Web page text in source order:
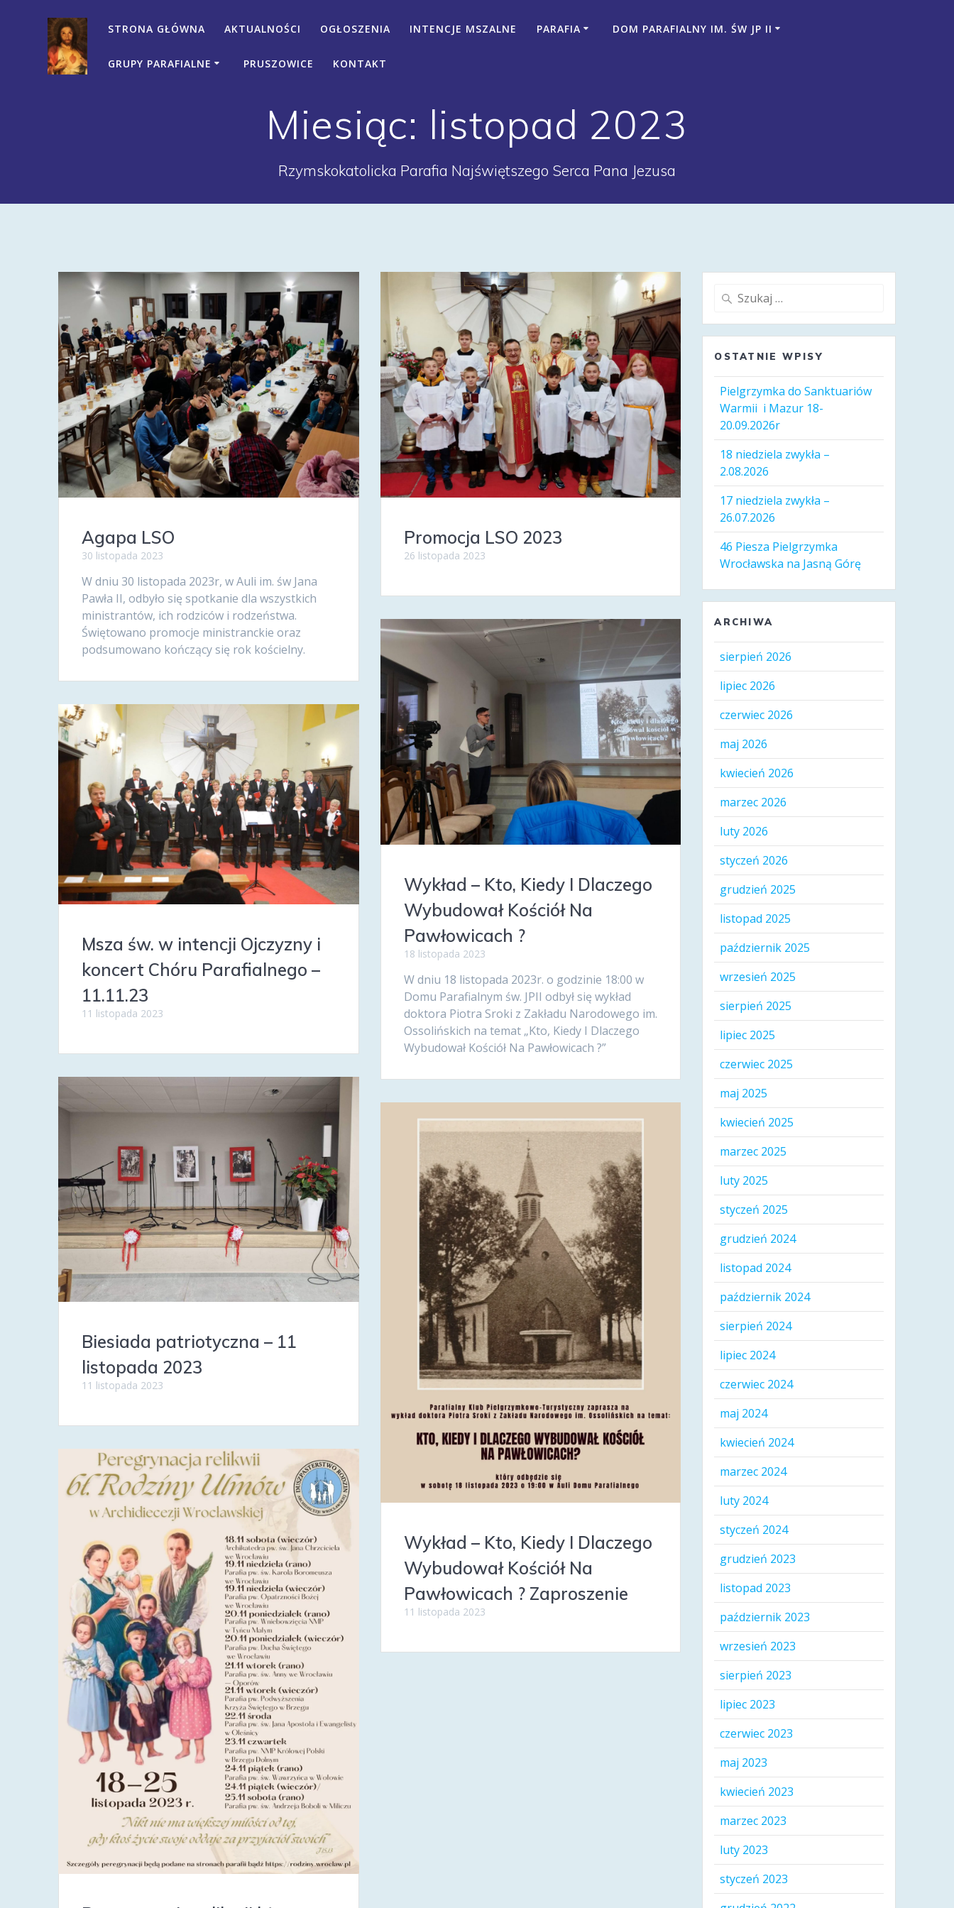
STRONA GŁÓWNA AKTUALNOŚCI OGŁOSZENIA INTENCJE MSZALNE PARAFIA DOM PARAFIALNY IM. ŚW JP II
GRUPY PARAFIALNE PRUSZOWICE KONTAKT
Miesiąc: listopad 2023
Rzymskokatolicka Parafia Najświętszego Serca Pana Jezusa
Agapa LSO
30 listopada 2023
W dniu 30 listopada 2023r, w Auli im. św Jana
Pawła II, odbyło się spotkanie dla wszystkich
ministrantów, ich rodziców i rodzeństwa.
Świętowano promocje ministranckie oraz
podsumowano kończący się rok kościelny.
Promocja LSO 2023
26 listopada 2023
Wykład – Kto, Kiedy I Dlaczego
Wybudował Kościół Na
Pawłowicach ?
18 listopada 2023
W dniu 18 listopada 2023r. o godzinie 18:00 w
Domu Parafialnym św. JPII odbył się wykład
doktora Piotra Sroki z Zakładu Narodowego im.
Ossolińskich na temat „Kto, Kiedy I Dlaczego
Wybudował Kościół Na Pawłowicach ?”
Msza św. w intencji Ojczyzny i
koncert Chóru Parafialnego –
11.11.23
11 listopada 2023
Biesiada patriotyczna – 11
listopada 2023
11 listopada 2023
Wykład – Kto, Kiedy I Dlaczego
Wybudował Kościół Na
Pawłowicach ? Zaproszenie
11 listopada 2023
Szukaj:
OSTATNIE WPISY
Pielgrzymka do Sanktuariów
Warmii i Mazur 18-
20.09.2026r
18 niedziela zwykła –
2.08.2026
17 niedziela zwykła –
26.07.2026
46 Piesza Pielgrzymka
Wrocławska na Jasną Górę
ARCHIWA
sierpień 2026
lipiec 2026
czerwiec 2026
maj 2026
kwiecień 2026
marzec 2026
luty 2026
styczeń 2026
grudzień 2025
listopad 2025
październik 2025
wrzesień 2025
sierpień 2025
lipiec 2025
czerwiec 2025
maj 2025
kwiecień 2025
marzec 2025
luty 2025
styczeń 2025
grudzień 2024
listopad 2024
październik 2024
sierpień 2024
lipiec 2024
czerwiec 2024
maj 2024
kwiecień 2024
marzec 2024
luty 2024
styczeń 2024
grudzień 2023
listopad 2023
październik 2023
wrzesień 2023
sierpień 2023
lipiec 2023
czerwiec 2023
maj 2023
kwiecień 2023
marzec 2023
luty 2023
styczeń 2023